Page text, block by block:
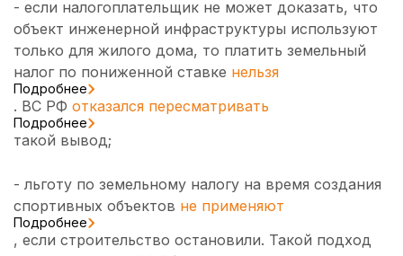
- если налогоплательщик не может доказать, что
объект инженерной инфраструктуры используют
только для жилого дома, то платить земельный
налог по пониженной ставке нельзя
Подробнее
. ВС РФ отказался пересматривать
Подробнее
такой вывод;
- льготу по земельному налогу на время создания
спортивных объектов не применяют
Подробнее
, если строительство остановили. Такой подход